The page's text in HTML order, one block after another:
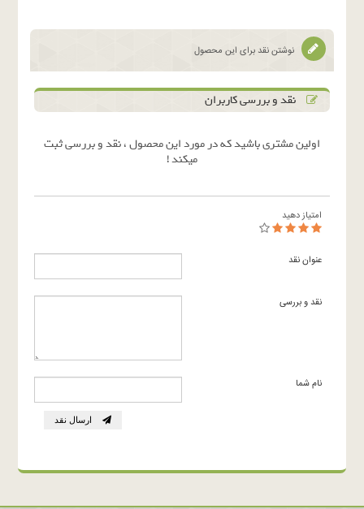
نوشتن نقد برای این محصول
نقد و بررسی کاربران
اولین مشتری باشید که در مورد این محصول ، نقد و بررسی ثبت
میکند !
امتیاز دهید
عنوان نقد
نقد و بررسی
نام شما
ارسال نقد